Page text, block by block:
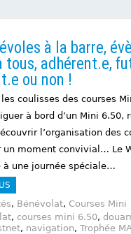
à la barre,
tous, adhérent.e,
ou non !
coulisses des courses
à bord d’un Mini 6.50,
l’organisation des
un moment convivial… Le
à une journée spéciale…
, Bénévolat, Courses Mini
, courses mini 6.50,
, navigation, Trophée